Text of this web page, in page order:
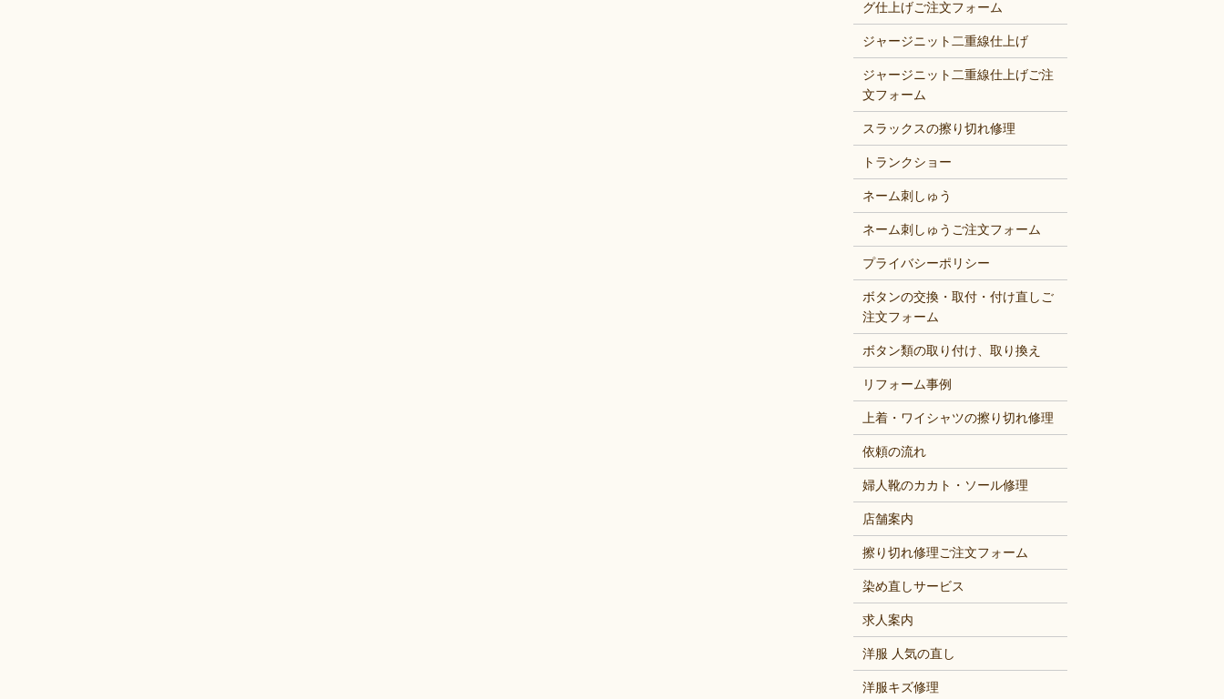
グ仕上げご注文フォーム
ジャージニット二重線仕上げ
ジャージニット二重線仕上げご注
文フォーム
スラックスの擦り切れ修理
トランクショー
ネーム刺しゅう
ネーム刺しゅうご注文フォーム
プライバシーポリシー
ボタンの交換・取付・付け直しご
注文フォーム
ボタン類の取り付け、取り換え
リフォーム事例
上着・ワイシャツの擦り切れ修理
依頼の流れ
婦人靴のカカト・ソール修理
店舗案内
擦り切れ修理ご注文フォーム
染め直しサービス
求人案内
洋服 人気の直し
洋服キズ修理